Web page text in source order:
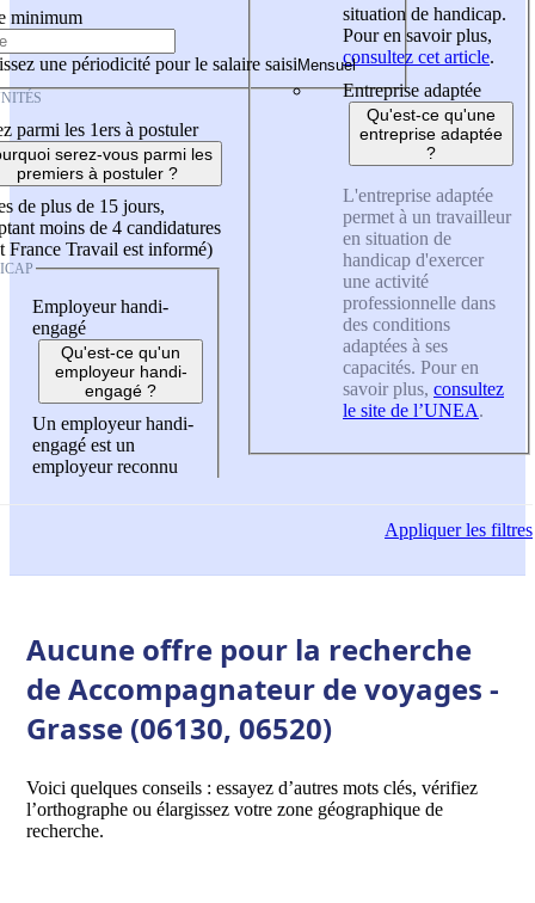
minimum
une périodicité pour le salaire saisi
parmi les 1ers à postuler
serez-vous parmi les
premiers à postuler ?
de plus de 15 jours,
moins de 4 candidatures
France Travail est informé)
Employeur handi-
engagé
Qu'est-ce qu'un
employeur handi-
engagé ?
Un employeur handi-
engagé est un
employeur reconnu
situation de handicap.
Pour en savoir plus,
consultez cet article.
Entreprise adaptée
Qu'est-ce qu'une
entreprise adaptée
?
L'entreprise adaptée
permet à un travailleur
en situation de
handicap d'exercer
une activité
professionnelle dans
des conditions
adaptées à ses
capacités. Pour en
savoir plus, consultez
le site de l’UNEA.
Appliquerles filtres
Aucune offre pour la recherche
de Accompagnateur de voyages -
Grasse (06130, 06520)
Voici quelques conseils : essayez d’autres mots clés, vérifiez
l’orthographe ou élargissez votre zone géographique de
recherche.